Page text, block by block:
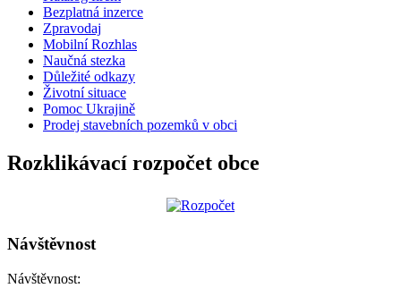
Bezplatná inzerce
Zpravodaj
Mobilní Rozhlas
Naučná stezka
Důležité odkazy
Životní situace
Pomoc Ukrajině
Prodej stavebních pozemků v obci
Rozklikávací rozpočet obce
Návštěvnost
Návštěvnost: